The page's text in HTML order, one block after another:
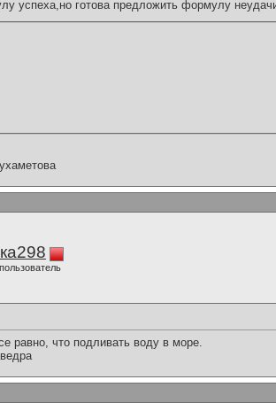
успеха,но готова предложить формулу
равно, что подливать воду в море.